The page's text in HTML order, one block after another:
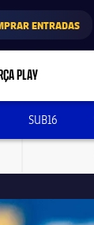
ENTRADAS
PLAY
SUB16